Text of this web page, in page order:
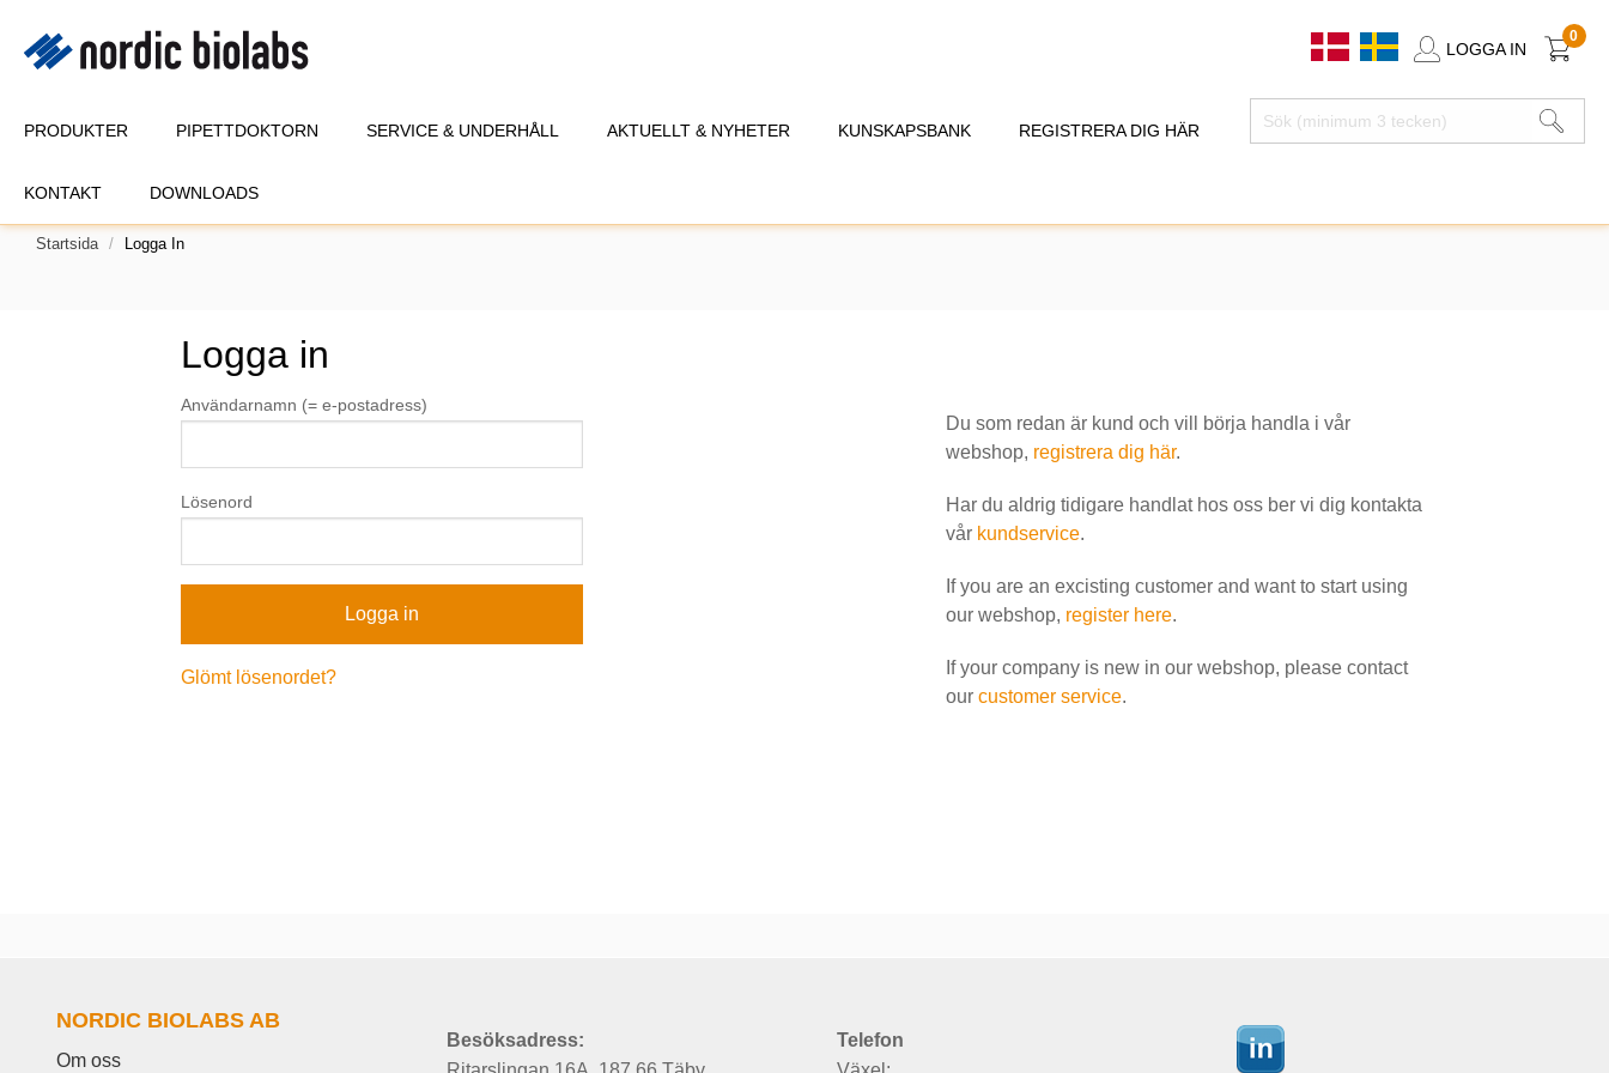
LOGGA IN
0
PRODUKTER PIPETTDOKTORN SERVICE & UNDERHÅLL AKTUELLT & NYHETER KUNSKAPSBANK REGISTRERA DIG HÄR
KONTAKT DOWNLOADS
Startsida Logga In
Logga in
Användarnamn (= e-postadress)
Lösenord
Glömt lösenordet?
Du som redan är kund och vill börja handla i vår
webshop, registrera dig här.
Har du aldrig tidigare handlat hos oss ber vi dig kontakta
vår kundservice.
If you are an excisting customer and want to start using
our webshop, register here.
If your company is new in our webshop, please contact
our customer service.
NORDIC BIOLABS AB
Om oss
Besöksadress:
Telefon